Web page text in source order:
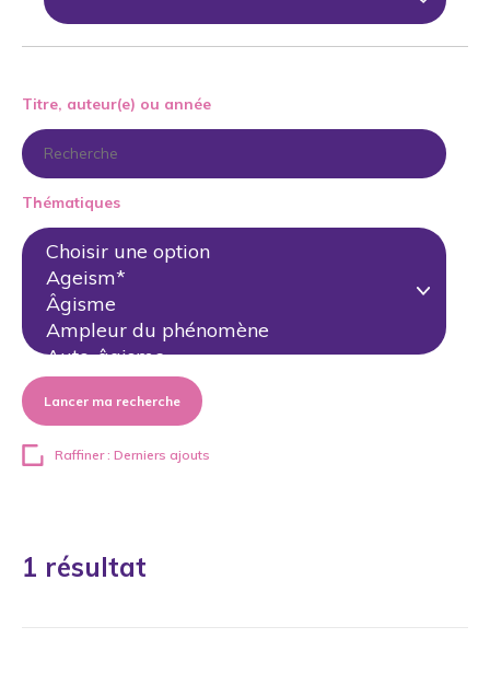
Titre, auteur(e) ou année
Thématiques
Lancer ma recherche
Raffiner : Derniers ajouts
1 résultat